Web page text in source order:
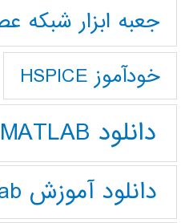
جعبه ابزار شبکه
خودآموز HSPICE
دانلود MATLAB
دانلود آموزش Matlab